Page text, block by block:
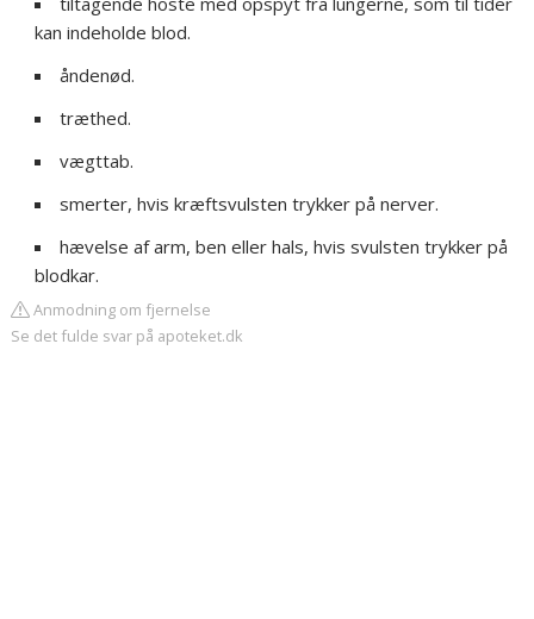
kan indeholde blod.
åndenød.
træthed.
vægttab.
smerter, hvis kræftsvulsten trykker på nerver.
hævelse af arm, ben eller hals, hvis svulsten trykker på
blodkar.
Anmodning om fjernelse
Se det fulde svar på apoteket.dk